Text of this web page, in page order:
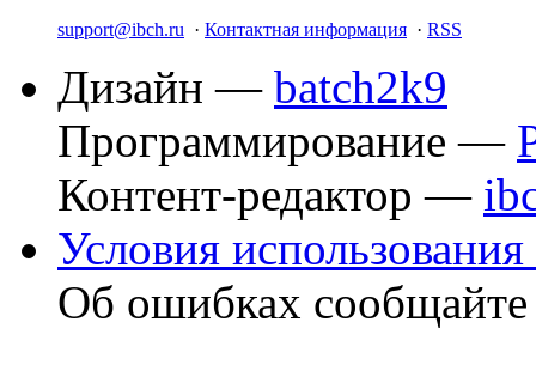
support@ibch.ru · Контактная информация · RSS
Дизайн — batch2k9
Программирование —
Контент-редактор —
Условия использования
Об ошибках